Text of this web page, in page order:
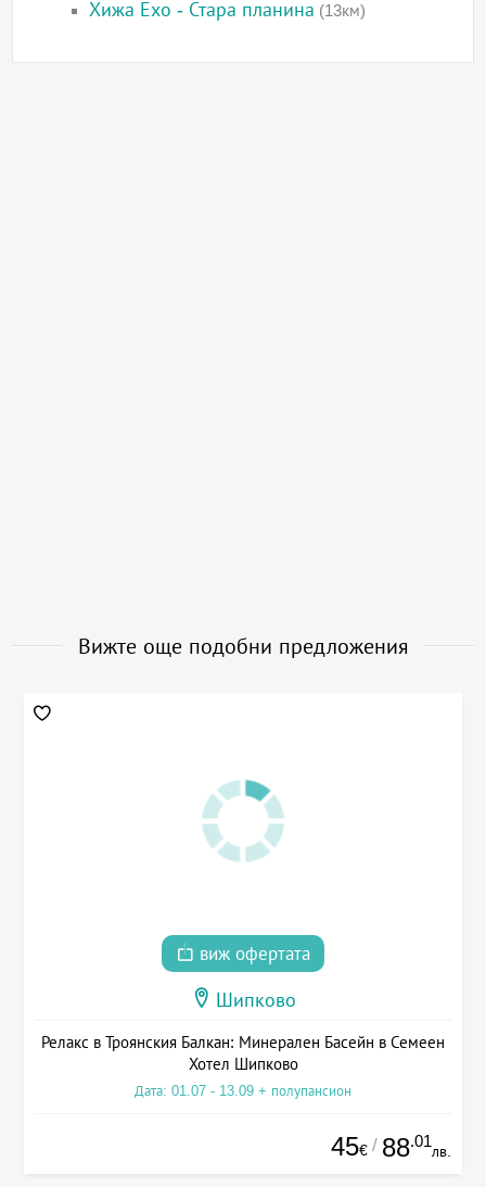
Хижа Ехо - Стара планина (13км)
Вижте още подобни предложения
виж офертата
Шипково
Релакс в Троянския Балкан: Минерален Басейн в Семеен
Хотел Шипково
Дата: 01.07 - 13.09 + полупансион
45€ / 88.01
лв.